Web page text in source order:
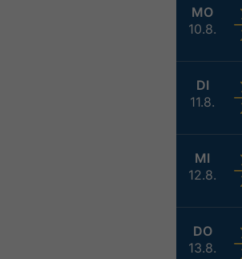
MO
10.8.
DI
11.8.
MI
12.8.
DO
13.8.